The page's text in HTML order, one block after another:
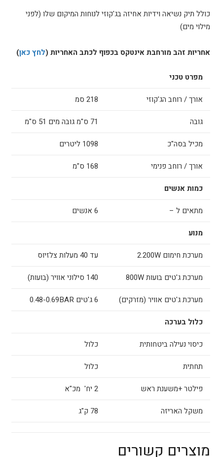
כולל תיק נשיאה וידיות אחיזה בג'קוזי לנוחות המיקום שלו (לפני
מילוי מים)
אחריות זהב מורחבת אינטקס בכפוף לכתב האחריות (לחץ כאן)
מפרט טכני
אורך / רוחב הג'קוזי 218 סמ
גובה 71 ס"מ גובה מים 51 ס"מ
מכיל בסה"כ 1098 ליטרים
אורך / רוחב פנימי 168 ס"מ
כמות אנשים
מתאים ל – 6 אנשים
מנוע
מערכת חימום 2.200W עד 40 מעלות צלזיוס
מערכת ג'טים בועות 800W 140 סילוני אוויר (בועות)
מערכת ג'טים אוויר (מזרקים) 6 ג'טים 0.48-0.69BAR
כלול בערכה
כיסוי נעילה ביטחותית כלול
תחתית כלול
פילטר +משענת ראש 2 יח' מכ"א
משקל האריזה 78 ק"ג
מוצרים קשורים